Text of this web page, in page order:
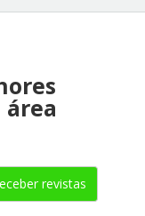
área
revistas